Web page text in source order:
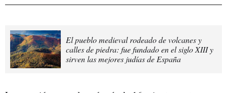
El pueblo medieval rodeado de volcanes y
calles de piedra: fue fundado en el siglo XIII y
sirven las mejores judías de España